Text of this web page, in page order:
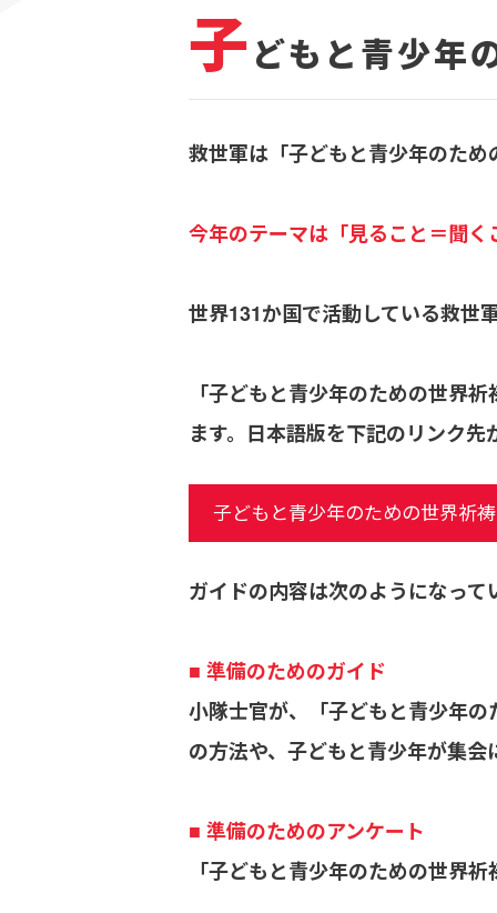
子どもと青少年
救世軍は「子どもと青少年のた
今年のテーマは「見ること＝聞く
世界131か国で活動している救世
「子どもと青少年のための世界
ます。日本語版を下記のリンク
子どもと青少年のための世界祈
ガイドの内容は次のようになって
■ 準備のためのガイド
小隊士官が、「子どもと青少年
の方法や、子どもと青少年が集
■ 準備のためのアンケート
「子どもと青少年のための世界